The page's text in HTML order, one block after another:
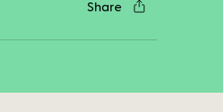
Share